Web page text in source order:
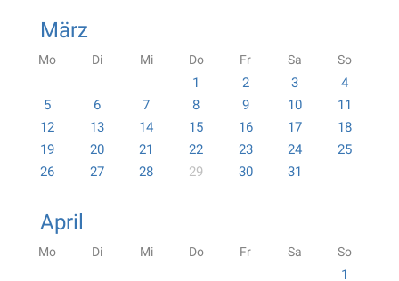
März
Mo Di Mi Do Fr Sa So
1 2 3
4
5
6 7 8 9 10
11
12
13 14 15 16 17
18
19
20 21 22 23 24
25
26
27 28 29 30 31
April
Mo Di Mi Do Fr Sa So
1